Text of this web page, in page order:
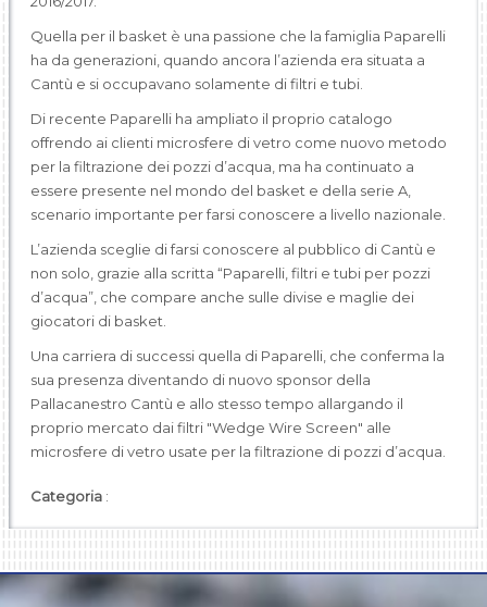
Quella per il basket è una passione che la famiglia Paparelli
ha da generazioni, quando ancora l’azienda era situata a
Cantù e si occupavano solamente di filtri e tubi.
Di recente Paparelli ha ampliato il proprio catalogo
offrendo ai clienti microsfere di vetro come nuovo metodo
per la filtrazione dei pozzi d’acqua, ma ha continuato a
essere presente nel mondo del basket e della serie A,
scenario importante per farsi conoscere a livello nazionale.
L’azienda sceglie di farsi conoscere al pubblico di Cantù e
non solo, grazie alla scritta “Paparelli, filtri e tubi per pozzi
d’acqua”, che compare anche sulle divise e maglie dei
giocatori di basket.
Una carriera di successi quella di Paparelli, che conferma la
sua presenza diventando di nuovo sponsor della
Pallacanestro Cantù e allo stesso tempo allargando il
proprio mercato dai filtri "Wedge Wire Screen" alle
microsfere di vetro usate per la filtrazione di pozzi d’acqua.
Categoria :